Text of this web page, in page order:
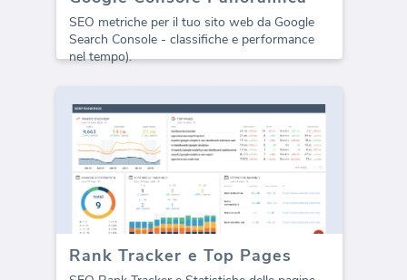
SEO metriche per il tuo sito web da Google
Search Console - classifiche e performance
nel tempo).
Rank Tracker e Top Pages